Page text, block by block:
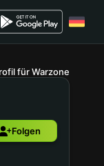
für Warzone
Folgen